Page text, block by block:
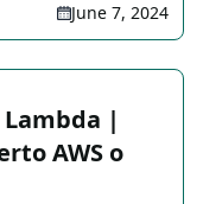
June 7, 2024
|
AWS o